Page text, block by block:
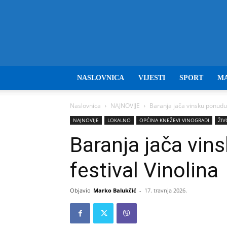
NASLOVNICA VIJESTI SPORT
Naslovnica NAJNOVIJE Baranja jača vinsku
NAJNOVIJE LOKALNO OPĆINA KNEŽEVI VINOGRADI
Baranja jača
festival Vinolina
Objavio Marko Balukčić - 17. travnja 2026.